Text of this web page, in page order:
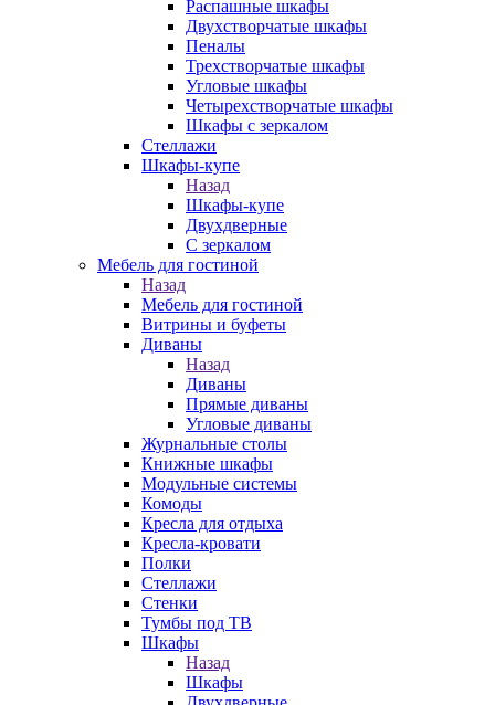
Распашные шкафы
Двухстворчатые шкафы
Пеналы
Трехстворчатые шкафы
Угловые шкафы
Четырехстворчатые шкафы
Шкафы с зеркалом
Стеллажи
Шкафы-купе
Назад
Шкафы-купе
Двухдверные
С зеркалом
Мебель для гостиной
Назад
Мебель для гостиной
Витрины и буфеты
Диваны
Назад
Диваны
Прямые диваны
Угловые диваны
Журнальные столы
Книжные шкафы
Модульные системы
Комоды
Кресла для отдыха
Кресла-кровати
Полки
Стеллажи
Стенки
Тумбы под ТВ
Шкафы
Назад
Шкафы